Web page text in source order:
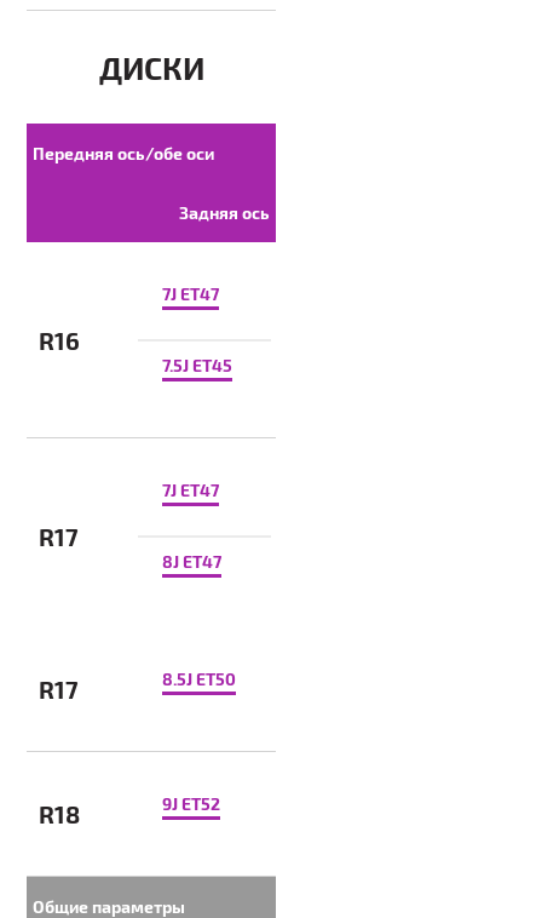
ДИСКИ
Передняя ось/обе оси
Задняя ось
R16
7J ET47
7.5J ET45
R17
7J ET47
8J ET47
R17 8.5J ET50
R18 9J ET52
Общие параметры